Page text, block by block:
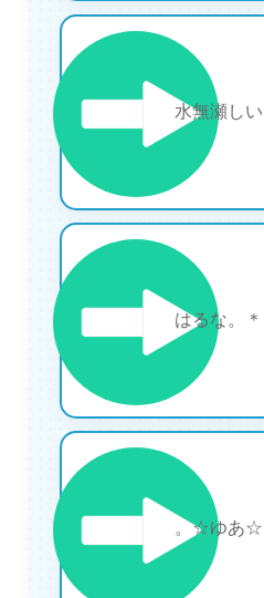
水無瀬しい
はるな。＊
。☆ゆあ☆